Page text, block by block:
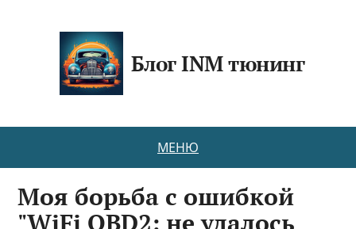
Блог INM тюнинг
МЕНЮ
Моя борьба с ошибкой
"WiFi OBD2: не удалось